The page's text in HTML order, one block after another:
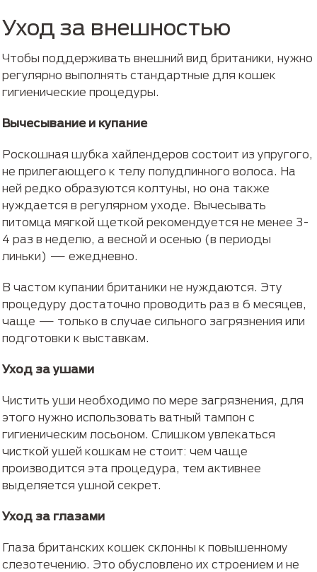
Уход за внешностью
Чтобы поддерживать внешний вид британики, нужно
регулярно выполнять стандартные для кошек
гигиенические процедуры.
Вычесывание и купание
Роскошная шубка хайлендеров состоит из упругого,
не прилегающего к телу полудлинного волоса. На
ней редко образуются колтуны, но она также
нуждается в регулярном уходе. Вычесывать
питомца мягкой щеткой рекомендуется не менее 3-
4 раз в неделю, а весной и осенью (в периоды
линьки) — ежедневно.
В частом купании британики не нуждаются. Эту
процедуру достаточно проводить раз в 6 месяцев,
чаще — только в случае сильного загрязнения или
подготовки к выставкам.
Уход за ушами
Чистить уши необходимо по мере загрязнения, для
этого нужно использовать ватный тампон с
гигиеническим лосьоном. Слишком увлекаться
чисткой ушей кошкам не стоит: чем чаще
производится эта процедура, тем активнее
выделяется ушной секрет.
Уход за глазами
Глаза британских кошек склонны к повышенному
слезотечению. Это обусловлено их строением и не